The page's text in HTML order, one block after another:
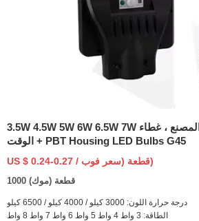
3.5W 4.5W 5W 6W 6.5W 7W سعر المصنع ، غطاء PC سريع
الوقت + PBT Housing LED Bulbs G45
US $ 0.24-0.27 / قطعة (سعر فوب)
1000 قطعة (موك)
درجة حرارة اللون: 3000 كيلو / 4000 كيلو / 6500 كيلو
الطاقة: 3 واط 4 واط 5 واط 6 واط 7 واط 8 واط